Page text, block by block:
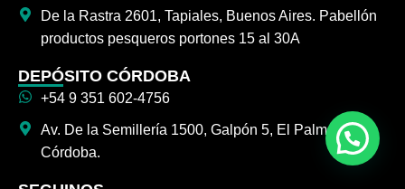
De la Rastra 2601, Tapiales, Buenos Aires. Pabellón
productos pesqueros portones 15 al 30A
DEPÓSITO CÓRDOBA
+54 9 351 602-4756
Av. De la Semillería 1500, Galpón 5, El Palmar,
Córdoba.